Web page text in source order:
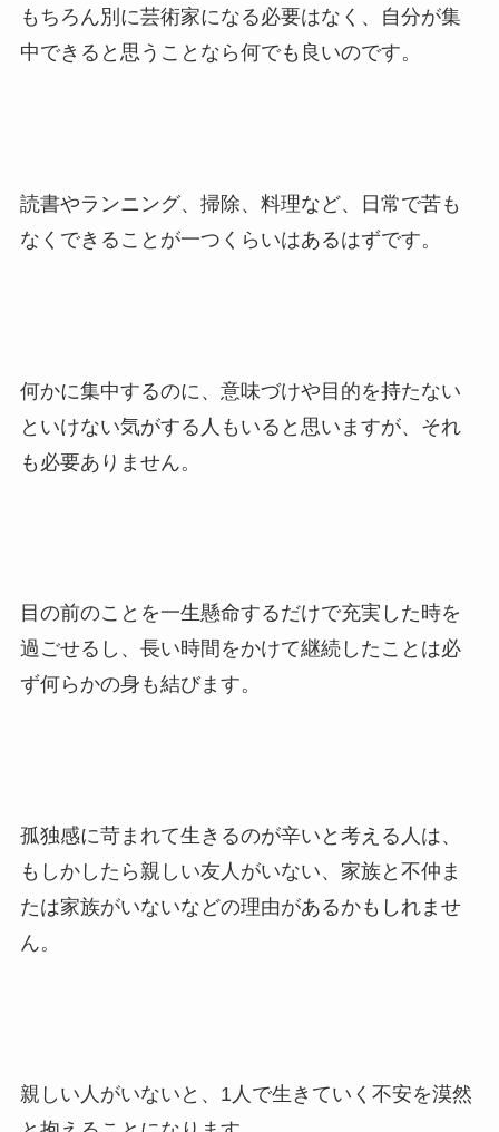
もちろん別に芸術家になる必要はなく、自分が集
中できると思うことなら何でも良いのです。
読書やランニング、掃除、料理など、日常で苦も
なくできることが一つくらいはあるはずです。
何かに集中するのに、意味づけや目的を持たない
といけない気がする人もいると思いますが、それ
も必要ありません。
目の前のことを一生懸命するだけで充実した時を
過ごせるし、長い時間をかけて継続したことは必
ず何らかの身も結びます。
孤独感に苛まれて生きるのが辛いと考える人は、
もしかしたら親しい友人がいない、家族と不仲ま
たは家族がいないなどの理由があるかもしれませ
ん。
親しい人がいないと、1人で生きていく不安を漠然